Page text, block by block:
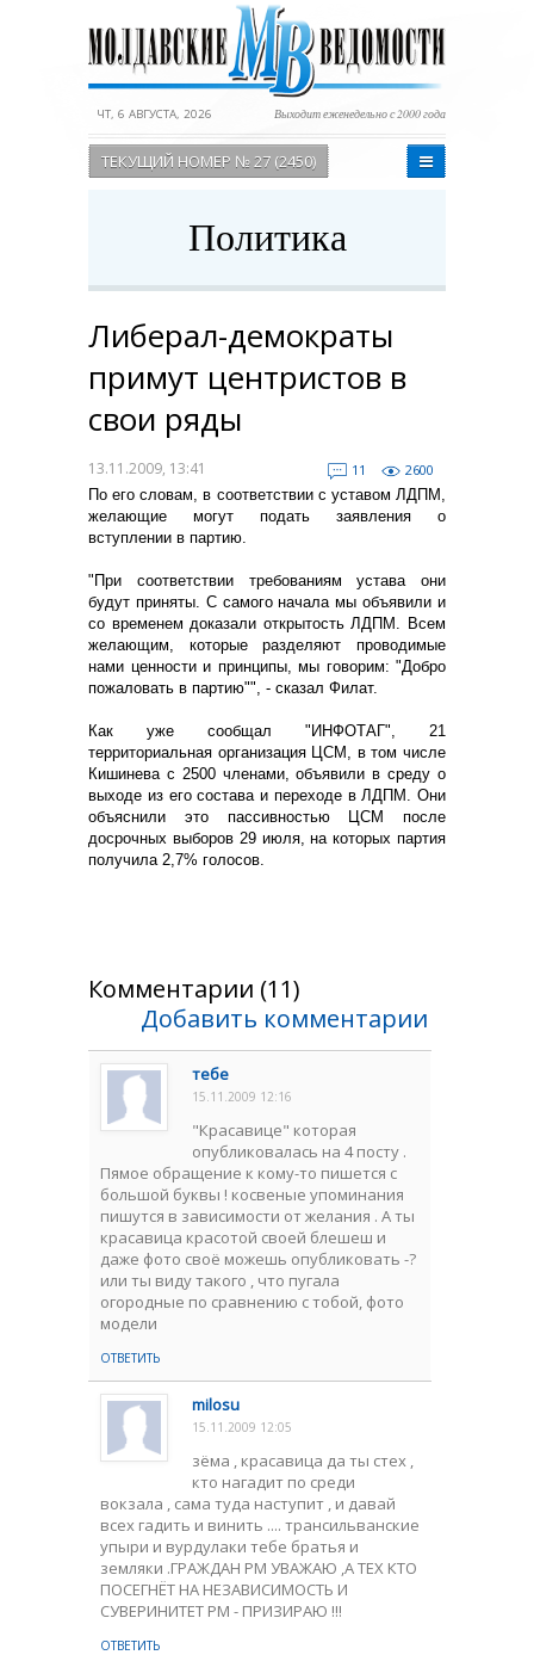
ЧТ, 6 АВГУСТА, 2026 Выходит еженедельно с 2000 года
ТЕКУЩИЙ НОМЕР № 27 (2450)
Политика
Либерал-демократы
примут центристов в
свои ряды
13.11.2009, 13:41 11
2600
По его словам, в соответствии с уставом ЛДПМ,
желающие могут подать заявления о
вступлении в партию.
"При соответствии требованиям устава они
будут приняты. С самого начала мы объявили и
со временем доказали открытость ЛДПМ. Всем
желающим, которые разделяют проводимые
нами ценности и принципы, мы говорим: "Добро
пожаловать в партию"", - сказал Филат.
Как уже сообщал "ИНФОТАГ", 21
территориальная организация ЦСМ, в том числе
Кишинева с 2500 членами, объявили в среду о
выходе из его состава и переходе в ЛДПМ. Они
объяснили это пассивностью ЦСМ после
досрочных выборов 29 июля, на которых партия
получила 2,7% голосов.
Комментарии (11)
Добавить комментарии
тебе
15.11.2009 12:16
"Красавице" которая
опубликовалась на 4 посту .
Пямое обращение к кому-то пишется с
большой буквы ! косвеные упоминания
пишутся в зависимости от желания . А ты
красавица красотой своей блешеш и
даже фото своё можешь опубликовать -?
или ты виду такого , что пугала
огородные по сравнению с тобой, фото
модели
ОТВЕТИТЬ
milosu
15.11.2009 12:05
зёма , красавица да ты стех ,
кто нагадит по среди
вокзала , сама туда наступит , и давай
всех гадить и винить .... трансильванские
упыри и вурдулаки тебе братья и
земляки .ГРАЖДАН РМ УВАЖАЮ ,А ТЕХ КТО
ПОСЕГНЁТ НА НЕЗАВИСИМОСТЬ И
СУВЕРИНИТЕТ РМ - ПРИЗИРАЮ !!!
ОТВЕТИТЬ